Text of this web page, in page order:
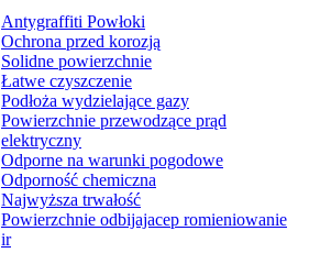
Antygraffiti Powłoki
Ochrona przed korozją
Solidne powierzchnie
Łatwe czyszczenie
Podłoża wydzielające gazy
Powierzchnie przewodzące prąd
elektryczny
Odporne na warunki pogodowe
Odporność chemiczna
Najwyższa trwałość
Powierzchnie odbijajacep romieniowanie
ir